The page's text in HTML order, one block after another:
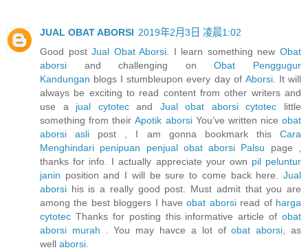
JUAL OBAT ABORSI 2019年2月3日 凌晨1:02
Good postJual Obat Aborsi . I learn something newObat
aborsi and challenging onObat Penggugur
Kandungan blogs I stumbleupon every day of Aborsi. It will
always be exciting to read content from other writers and
use a jual cytotecand Jual obat aborsi cytotec little
something from theirApotik aborsiYou’ve written nice obat
aborsi asli post , I am gonna bookmark thisCara
Menghindari penipuan penjual obat aborsi Palsu page ,
thanks for info. I actually appreciate your own pil peluntur
janin position and I will be sure to come back here. Jual
aborsi his is a really good post. Must admit that you are
among the best bloggers I haveobat aborsiread of harga
cytotec Thanks for posting this informative article of obat
aborsi murah . You may havce a lot ofobat aborsi , as
well aborsi